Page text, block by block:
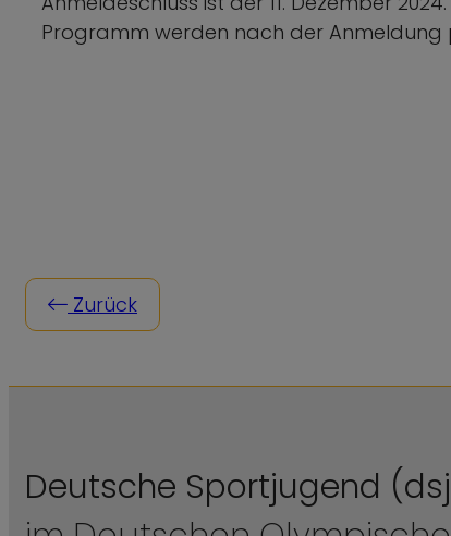
Programm werden nach der Anmeldung
Zurück
Deutsche Sportjugend